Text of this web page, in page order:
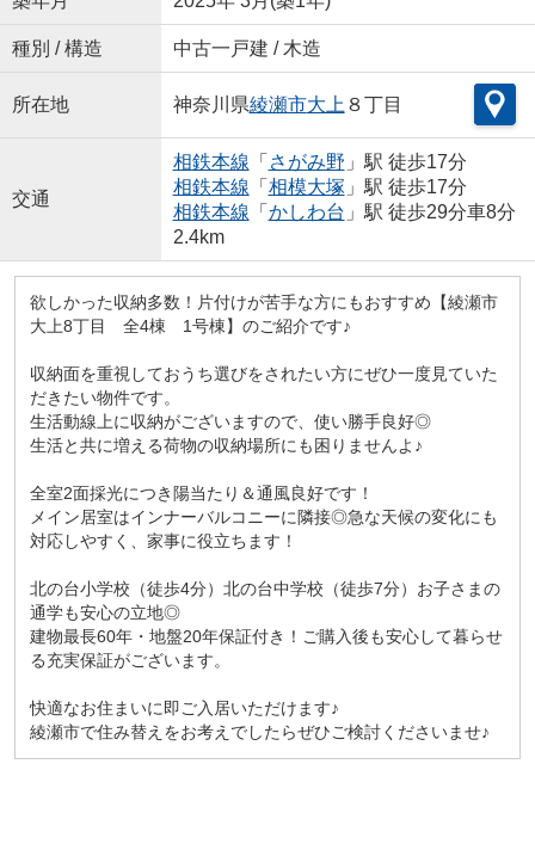
種別 / 構造 中古一戸建 / 木造
所在地 神奈川県綾瀬市大上 ８丁目
交通
相鉄本線 「 さがみ野 」駅 徒歩17分
相鉄本線 「 相模大塚 」駅 徒歩17分
相鉄本線 「 かしわ台 」駅 徒歩29分車8分
2.4km
欲しかった収納多数！片付けが苦手な方にもおすすめ【綾瀬市
大上8丁目 全4棟 1号棟】のご紹介です♪
収納面を重視しておうち選びをされたい方にぜひ一度見ていた
だきたい物件です。
生活動線上に収納がございますので、使い勝手良好◎
生活と共に増える荷物の収納場所にも困りませんよ♪
全室2面採光につき陽当たり＆通風良好です！
メイン居室はインナーバルコニーに隣接◎急な天候の変化にも
対応しやすく、家事に役立ちます！
北の台小学校（徒歩4分）北の台中学校（徒歩7分）お子さまの
通学も安心の立地◎
建物最長60年・地盤20年保証付き！ご購入後も安心して暮らせ
る充実保証がございます。
快適なお住まいに即ご入居いただけます♪
綾瀬市で住み替えをお考えでしたらぜひご検討くださいませ♪